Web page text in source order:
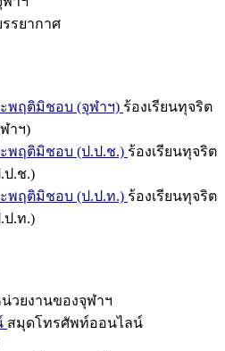
รยากาศ
พฤติมิชอบ (จุฬาฯ) ร้องเรียนทุจริต
าฯ)
พฤติมิชอบ (ป.ป.ช.) ร้องเรียนทุจริต
ป.ช.)
พฤติมิชอบ (ป.ป.ท.) ร้องเรียนทุจริต
ป.ท.)
วยงานของจุฬาฯ
สมุดโทรศัพท์ออนไลน์